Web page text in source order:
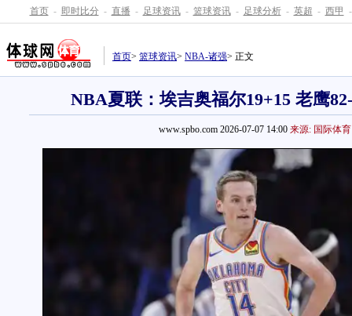
首页 - 即时比分 - 直播 - 足球资讯 - 篮球资讯 - 足球分析 - 英超 - 西甲 -
首页> 篮球资讯> NBA-诸强> 正文
NBA夏联：埃吉奥福尔19+15 老鹰
www.spbo.com 2026-07-07 14:00 来源: 国际体育